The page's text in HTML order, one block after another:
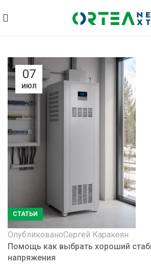
07
ИЮЛ
СТАТЬИ
ОпубликованоСергей Каракеян
Помощь как выбрать хороший
напряжения